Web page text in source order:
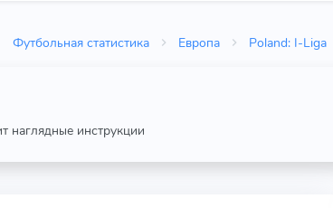
Футбольная статистика Европа Poland: I-Liga
наглядные инструкции